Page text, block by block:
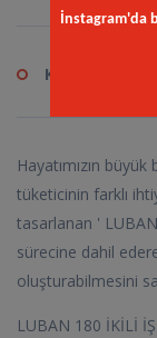
Kod
Hayatımızın
tüketicinin farklı
tasarlanan ' LUBAN'
sürecine dahil
oluşturabilmesini
LUBAN 180 İKİLİ
İnstagram'da